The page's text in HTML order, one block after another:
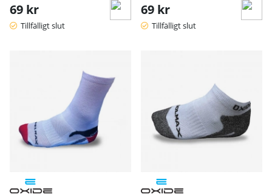
69 kr
Tillfälligt slut
69 kr
Tillfälligt slut